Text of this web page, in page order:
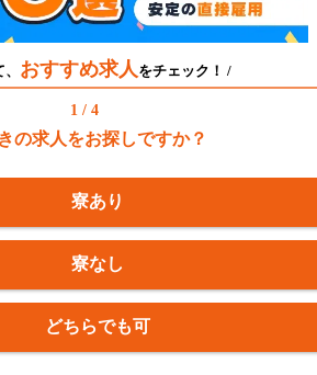
おすすめ求人 をチェック！ /
1 / 4
の求人をお探しですか？
寮あり
寮なし
どちらでも可